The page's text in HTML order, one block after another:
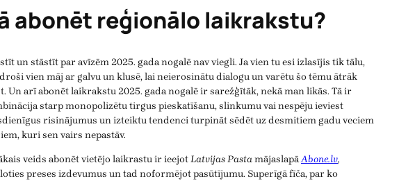
abonēt reģionālo laikrakstu?
un stāstīt par avīzēm 2025. gada nogalē nav viegli. Ja vien tu esi izlasījis tik tālu,
vien māj ar galvu un klusē, lai neierosinātu dialogu un varētu šo tēmu ātrāk
Un arī abonēt laikrakstu 2025. gada nogalē ir sarežģītāk, nekā man likās. Tā ir
starp monopolizētu tirgus pieskatīšanu, slinkumu vai nespēju ieviest
risinājumus un izteiktu tendenci turpināt sēdēt uz desmitiem gadu veciem
kuri sen vairs nepastāv.
veids abonēt vietējo laikrastu ir ieejotLatvijas PastamājaslapāAbone.lv,
preses izdevumus un tad noformējot pasūtījumu. Superīgā fīča, par ko